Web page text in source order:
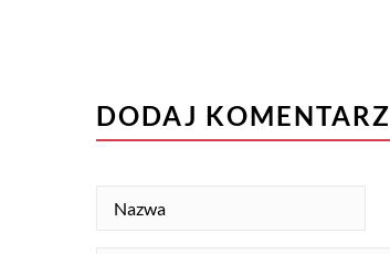
DODAJ KOMENTARZ